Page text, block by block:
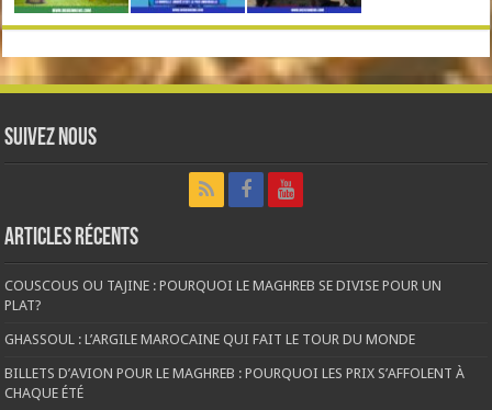
Suivez nous
Articles récents
COUSCOUS OU TAJINE : POURQUOI LE MAGHREB SE DIVISE POUR UN
PLAT?
GHASSOUL : L’ARGILE MAROCAINE QUI FAIT LE TOUR DU MONDE
BILLETS D’AVION POUR LE MAGHREB : POURQUOI LES PRIX S’AFFOLENT À
CHAQUE ÉTÉ